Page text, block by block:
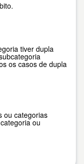
tiver dupla
os casos de dupla
ou categorias
ou